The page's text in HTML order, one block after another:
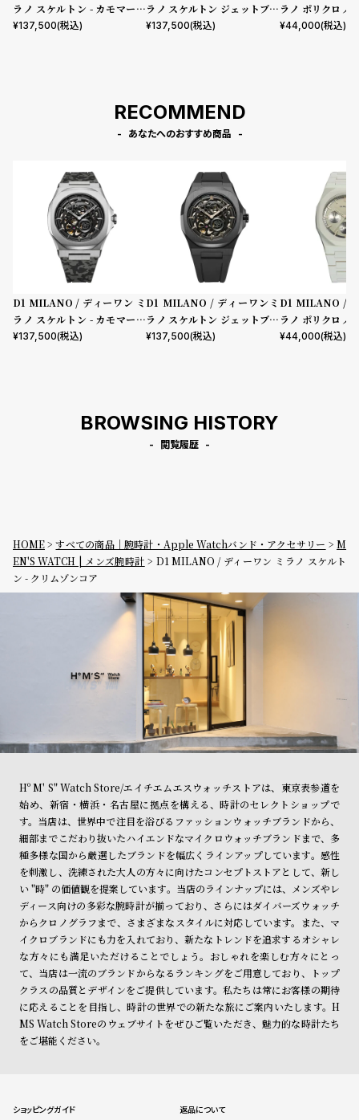
ラノ スケルトン - カモマーベ
ル
¥137,500(税込)
ラノ スケルトン ジェットブラ
ック
¥137,500(税込)
ラノ ポリクロノ
レー
¥44,000(税込)
RECOMMEND
あなたへのおすすめ商品
D1 MILANO / ディーワン ミ
ラノ スケルトン - カモマーベ
ル
¥137,500(税込)
D1 MILANO / ディーワンミ
ラノ スケルトン ジェットブラ
ック
¥137,500(税込)
D1 MILANO /
ラノ ポリクロノ
レー
¥44,000(税込)
BROWSING HISTORY
閲覧履歴
HOME すべての商品｜腕時計・Apple Watchバンド・アクセサリー
M
EN'S WATCH | メンズ腕時計
D1 MILANO / ディーワン ミラノ スケルト
ン - クリムゾンコア
Hº M' S" Watch Store/エイチエムエスウォッチストアは、東京表参道を
始め、新宿・横浜・名古屋に拠点を構える、時計のセレクトショップで
す。当店は、世界中で注目を浴びるファッションウォッチブランドから、
細部までこだわり抜いたハイエンドなマイクロウォッチブランドまで、多
種多様な国から厳選したブランドを幅広くラインアップしています。感性
を刺激し、洗練された大人の方々に向けたコンセプトストアとして、新し
い "時" の価値観を提案しています。当店のラインナップには、メンズやレ
ディース向けの多彩な腕時計が揃っており、さらにはダイバーズウォッチ
からクロノグラフまで、さまざまなスタイルに対応しています。また、マ
イクロブランドにも力を入れており、新たなトレンドを追求するオシャレ
な方々にも満足いただけることでしょう。おしゃれを楽しむ方々にとっ
て、当店は一流のブランドからなるランキングをご用意しており、トップ
クラスの品質とデザインをご提供しています。私たちは常にお客様の期待
に応えることを目指し、時計の世界での新たな旅にご案内いたします。H
MS Watch Storeのウェブサイトをぜひご覧いただき、魅力的な時計たち
をご堪能ください。
ショッピングガイド 返品について